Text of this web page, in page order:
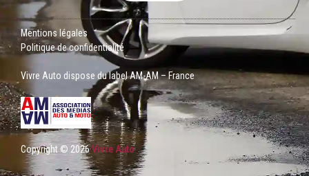
Mentions légales
Politique de confidentialité
Vivre Auto dispose du label AM-AM – France
Copyright © 2026Vivre Auto